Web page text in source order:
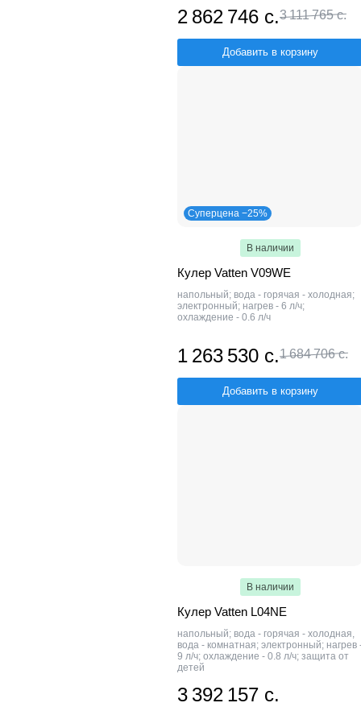
2 862 746 с.3 111 765 с.
Добавить в корзину
Суперцена −25%
В наличии
Кулер Vatten V09WE
напольный; вода - горячая - холодная;
электронный; нагрев - 6 л/ч;
охлаждение - 0.6 л/ч
1 263 530 с.1 684 706 с.
Добавить в корзину
В наличии
Кулер Vatten L04NE
напольный; вода - горячая - холодная,
вода - комнатная; электронный; нагрев
9 л/ч; охлаждение - 0.8 л/ч; защита от
детей
3 392 157 с.